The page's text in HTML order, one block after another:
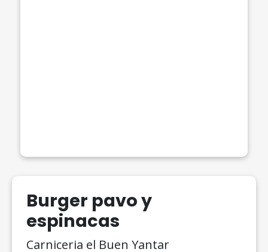
Burger pavo y
espinacas
Carniceria el Buen Yantar